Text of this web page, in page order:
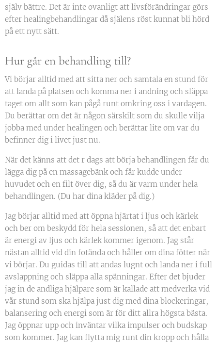
själv bättre. Det är inte ovanligt att livsförändringar görs
efter healingbehandlingar då själens röst kunnat bli hörd
på ett nytt sätt.
Hur går en behandling till?
Vi börjar alltid med att sitta ner och samtala en stund för
att landa på platsen och komma ner i andning och släppa
taget om allt som kan pågå runt omkring oss i vardagen.
Du berättar om det är någon särskilt som du skulle vilja
jobba med under healingen och berättar lite om var du
befinner dig i livet just nu.
När det känns att det r dags att börja behandlingen får du
lägga dig på en massagebänk och får kudde under
huvudet och en filt över dig, så du är varm under hela
behandlingen. (Du har dina kläder på dig.)
Jag börjar alltid med att öppna hjärtat i ljus och kärlek
och ber om beskydd för hela sessionen, så att det enbart
är energi av ljus och kärlek kommer igenom. Jag står
nästan alltid vid din fotända och håller om dina fötter när
vi börjar. Du guidas till att andas lugnt och landa ner i full
avslappning och släppa alla spänningar. Efter det bjuder
jag in de andliga hjälpare som är kallade att medverka vid
vår stund som ska hjälpa just dig med dina blockeringar,
balansering och energi som är för ditt allra högsta bästa.
Jag öppnar upp och inväntar vilka impulser och budskap
som kommer. Jag kan flytta mig runt din kropp och hålla